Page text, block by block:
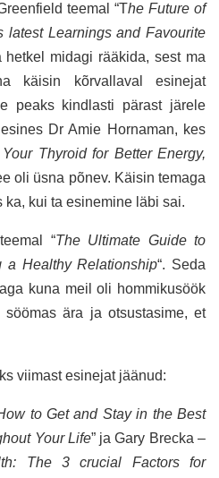
teemal “The Future of
latest Learnings and Favourite
hetkel midagi rääkida, sest ma
käisin kõrvallaval esinejat
peaks kindlasti pärast järele
Dr Amie Hornaman, kes
Thyroid for Better Energy,
oli üsna põnev. Käisin temaga
ka, kui ta esinemine läbi sai.
“The Ultimate Guide to
a Healthy Relationship“. Seda
kuna meil oli hommikusöök
ära ja otsustasime, et
viimast esinejat jäänud:
to Get and Stay in the Best
Your Life” ja Gary Brecka –
The 3 crucial Factors for